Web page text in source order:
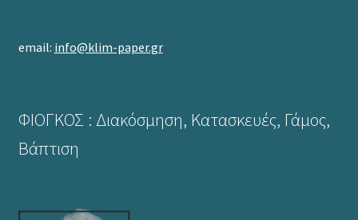
email: info@klim-paper.gr
ΦΙΟΓΚΟΣ : Διακόσμηση, Κατασκευές, Γάμος,
Βάπτιση